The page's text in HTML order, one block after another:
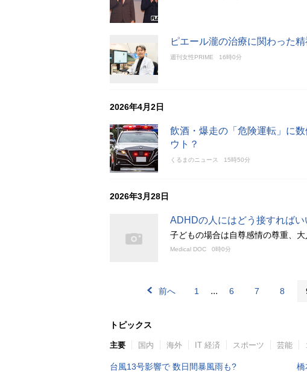
ピエール瀧の治療に関わった
週刊女性PRIME 16時0分
2026年4月2日
飲酒・爆走の「危険運転」に
ウト？
くるまのニュース 15時50分
2026年3月28日
ADHDの人にはどう接すれば
子どもの場合は自尊感情の尊重、
Medical DOC 0時0分
前へ 1 ... 6 7 8
トピックス
主要 国内 海外 IT 経済 スポーツ 芸能
台風13号影響で 数日間暴風雨も?
橋